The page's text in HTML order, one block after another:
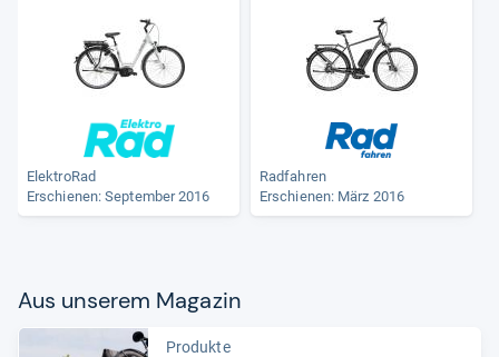
ElektroRad
Erschienen: September 2016
Radfahren
Erschienen: März 2016
Aus unse­rem Maga­zin
Produkte